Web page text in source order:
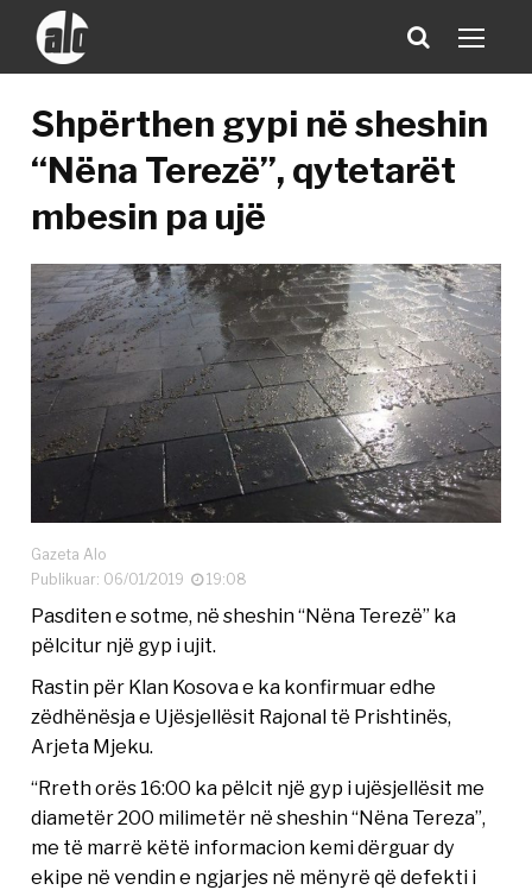
Shpërthen gypi në sheshin
“Nëna Terezë”, qytetarët
mbesin pa ujë
Gazeta Alo
Publikuar: 06/01/2019
19:08
Pasditen e sotme, në sheshin “Nëna Terezë” ka
pëlcitur një gyp i ujit.
Rastin për Klan Kosova e ka konfirmuar edhe
zëdhënësja e Ujësjellësit Rajonal të Prishtinës,
Arjeta Mjeku.
“Rreth orës 16:00 ka pëlcit një gyp i ujësjellësit me
diametër 200 milimetër në sheshin “Nëna Tereza”,
me të marrë këtë informacion kemi dërguar dy
ekipe në vendin e ngjarjes në mënyrë që defekti i